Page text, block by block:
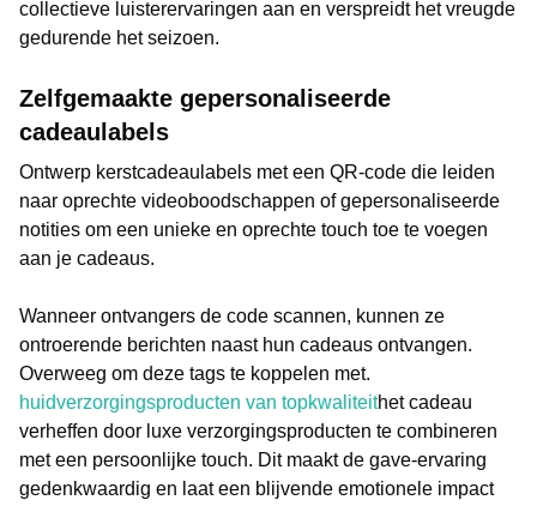
collectieve luisterervaringen aan en verspreidt het vreugde
gedurende het seizoen.
Zelfgemaakte gepersonaliseerde
cadeaulabels
Ontwerp kerstcadeaulabels met een QR-code die leiden
naar oprechte videoboodschappen of gepersonaliseerde
notities om een unieke en oprechte touch toe te voegen
aan je cadeaus.
Wanneer ontvangers de code scannen, kunnen ze
ontroerende berichten naast hun cadeaus ontvangen.
Overweeg om deze tags te koppelen met.
huidverzorgingsproducten van topkwaliteithet cadeau
verheffen door luxe verzorgingsproducten te combineren
met een persoonlijke touch. Dit maakt de gave-ervaring
gedenkwaardig en laat een blijvende emotionele impact